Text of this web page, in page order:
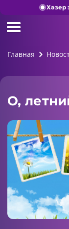
Хәзер
Главная
О,